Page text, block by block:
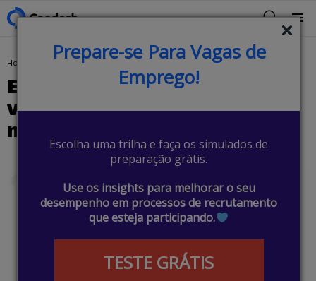
Prepare-se Para Vagas de
Emprego!
Escolha uma trilha e faça os simulados de
preparação grátis.
Use os insights para melhorar o seu
desempenho em processos de recrutamento
que esteja participando.
TESTE GRÁTIS
Menu
You are here:
Home Metodologias
Extreme Programming (XP):
vale a pena investir nessa
metodologia ágil?